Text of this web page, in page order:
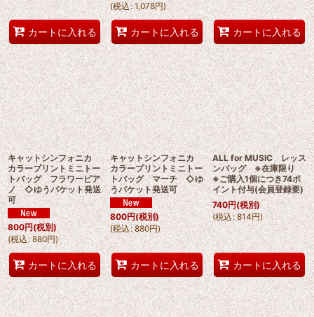
カートに入れる
(税込: 1,078円)
カートに入れる カートに入れる
キャットシンフォニカ
カラープリントミニトー
トバッグ フラワーピア
ノ ◇ゆうパケット発送
可
800円(税別)
(税込: 880円)
カートに入れる
キャットシンフォニカ
カラープリントミニトー
トバッグ マーチ ◇ゆ
うパケット発送可
800円(税別)
(税込: 880円)
カートに入れる
ALL for MUSIC レッス
ンバッグ ※在庫限り
※ご購入1個につき74ポ
イント付与(会員登録要)
740円(税別)
(税込: 814円)
カートに入れる